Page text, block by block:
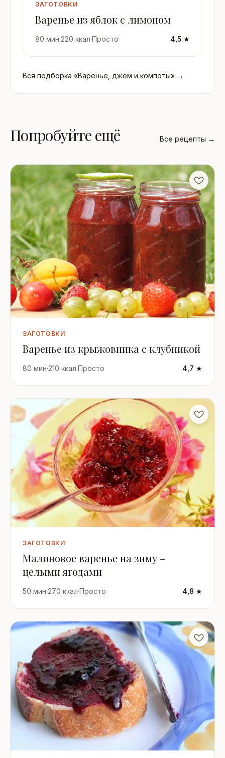
ЗАГОТОВКИ
Варенье из яблок с лимоном
80 мин·220 ккал·Просто 4,5 ★
Вся подборка «Варенье, джем и компоты» →
Попробуйте ещё Все рецепты →
ЗАГОТОВКИ
Варенье из крыжовника с клубникой
80 мин·210 ккал·Просто 4,7 ★
ЗАГОТОВКИ
Малиновое варенье на зиму –
целыми ягодами
50 мин·270 ккал·Просто 4,8 ★